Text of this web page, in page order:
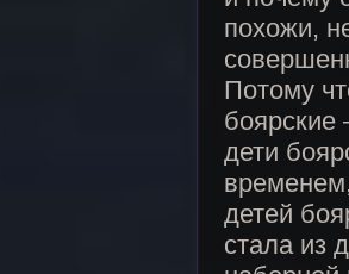
похожи,
Потому
боярские
дети
детей
стала из